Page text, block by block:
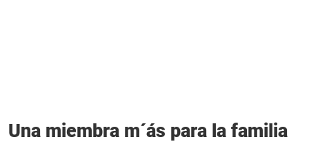
Una miembra m´ás para la familia